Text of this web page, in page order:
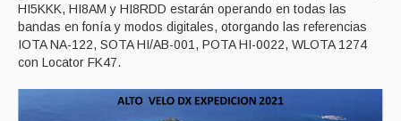
HI5KKK, HI8AM y HI8RDD estarán operando en todas las
bandas en fonía y modos digitales, otorgando las referencias
IOTA NA-122, SOTA HI/AB-001, POTA HI-0022, WLOTA 1274
con Locator FK47.